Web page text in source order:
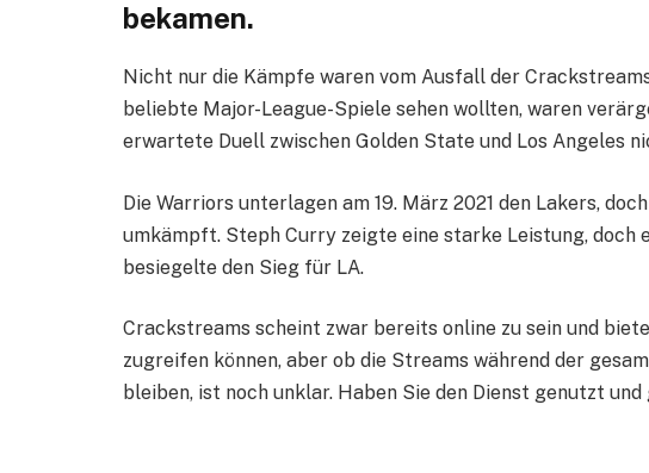
bekamen.
Nicht nur die Kämpfe waren vom Ausfall der
beliebte Major-League-Spiele sehen wollten, waren
erwartete Duell zwischen Golden State und Los Angeles
Die Warriors unterlagen am 19. März 2021 den Lakers,
umkämpft. Steph Curry zeigte eine starke Leistung, doch
besiegelte den Sieg für LA.
Crackstreams scheint zwar bereits online zu sein und
zugreifen können, aber ob die Streams während der
bleiben, ist noch unklar. Haben Sie den Dienst genutzt